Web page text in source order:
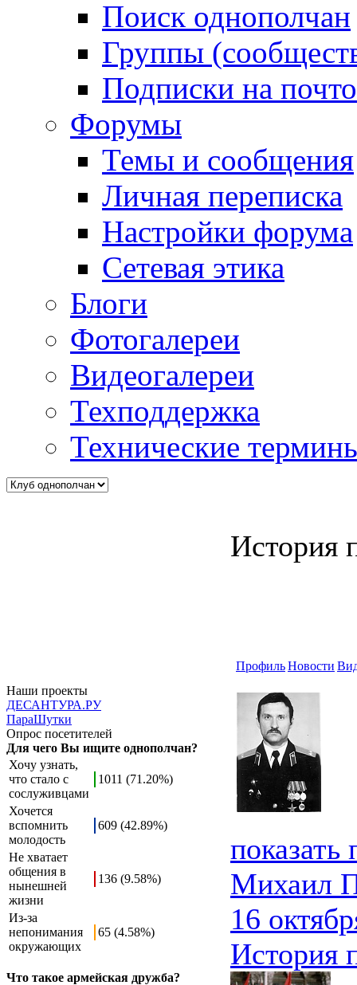
Поиск однополчан
Группы
Подписки на
Форумы
Темы и сообщения
Личная переписка
Настройки форума
Сетевая этика
Блоги
Фотогалереи
Видеогалереи
Техподдержка
Технические
Наши проекты
ДЕСАНТУРА.РУ
ПараШутки
Опрос посетителей
Для чего Вы ищите однополчан?
Хочу узнать,
что стало с
сослуживцами
1011 (71.20%)
Хочется
вспомнить
молодость
609 (42.89%)
Не хватает
общения в
нынешней
жизни
136 (9.58%)
Из-за
непонимания
окружающих
65 (4.58%)
Что такое армейская дружба?
История
ПрофильНовости
Михаил
16
История